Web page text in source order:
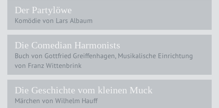
Der Partylöwe
Komödie von Lars Albaum
Die Comedian Harmonists
Buch von Gottfried Greiffenhagen, Musikalische Einrichtung
von Franz Wittenbrink
Die Geschichte vom kleinen Muck
Märchen von Wilhelm Hauff